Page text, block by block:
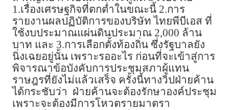
1.เรื่องเศรษฐกิจที่ตกต่ำในขณะนี้ 2.การ
รายงานผลปฏิบัติการของบริษัท ไทยพีบีเอส ที่
ใช้งบประมาณแผ่นดินประมาณ 2,000 ล้าน
บาท และ 3.การเลือกตั้งท้องถิ่น ซึ่งรัฐบาลยัง
นิ่งเฉยอยู่นั้น เพราะรออะไร ก่อนที่จะเข้าสู่การ
พิจารณาข้อบังคับการประชุมสภาผู้แทน
ราษฎรที่ยังไม่แล้วเสร็จ ครั้งนี้ทางวิปฝ่ายค้าน
ได้กระชับว่า ฝ่ายค้านจะต้องรักษาองค์ประชุม
เพราะจะต้องมีการโหวตรายมาตรา